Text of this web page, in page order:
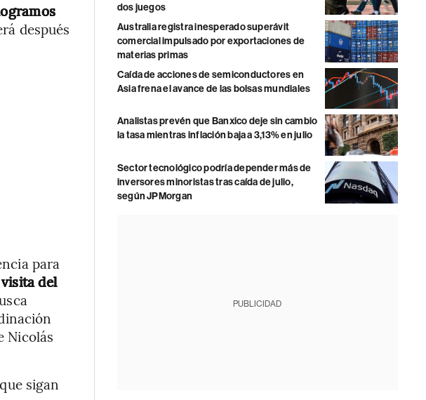
después
para
del
Nicolás
sigan
dos juegos
Australia registra inesperado superávit
comercial impulsado por exportaciones de
materias primas
Caída de acciones de semiconductores en
Asia frena el avance de las bolsas mundiales
Analistas prevén que Banxico deje sin cambio
la tasa mientras inflación baja a 3,13% en julio
Sector tecnológico podría depender más de
inversores minoristas tras caída de julio,
según JPMorgan
PUBLICIDAD